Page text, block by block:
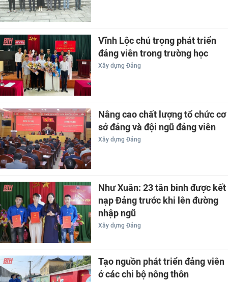
Vĩnh Lộc chú trọng phát triển
đảng viên trong trường học
Xây dựng Đảng
Nâng cao chất lượng tổ chức cơ
sở đảng và đội ngũ đảng viên
Xây dựng Đảng
Như Xuân: 23 tân binh được kết
nạp Đảng trước khi lên đường
nhập ngũ
Xây dựng Đảng
Tạo nguồn phát triển đảng viên
ở các chi bộ nông thôn